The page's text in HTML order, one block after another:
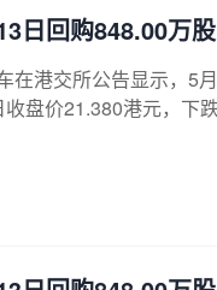
日回购848.00万
在港交所公告显示，5
盘价21.380港元，下